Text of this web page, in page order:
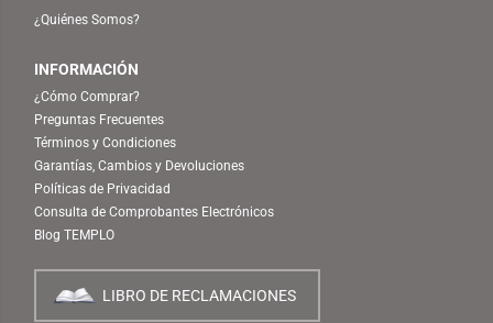
¿Quiénes Somos?
INFORMACIÓN
¿Cómo Comprar?
Preguntas Frecuentes
Términos y Condiciones
Garantías, Cambios y Devoluciones
Políticas de Privacidad
Consulta de Comprobantes Electrónicos
Blog TEMPLO
LIBRO DE RECLAMACIONES